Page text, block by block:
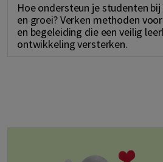
Hoe ondersteun je studenten
en groei? Verken methoden
en begeleiding die een veilig
ontwikkeling versterken.